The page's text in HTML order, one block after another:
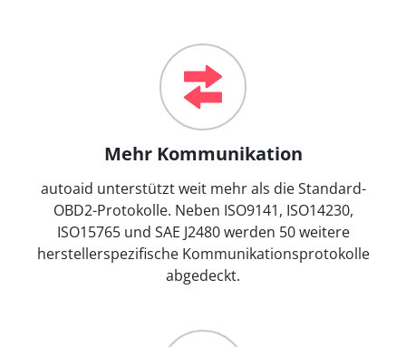
Mehr Kommunikation
autoaid unterstützt weit mehr als die Standard-
OBD2-Protokolle. Neben ISO9141, ISO14230,
ISO15765 und SAE J2480 werden 50 weitere
herstellerspezifische Kommunikationsprotokolle
abgedeckt.